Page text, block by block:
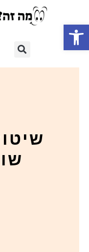
פתח סרגל נגישות